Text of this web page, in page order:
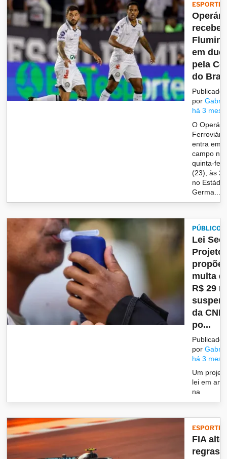
ESPORTES
recebe
em
pela
do
Publicado
por
há 3
O
Ferroviário
entra em
campo
quinta-
(23), às
no Estádio
Germa...
PÚBLICO
Lei
Projeto
propõe
multa
R$ 29
da CNH
po...
Publicado
por
há 3
Um
lei em
na
ESPORTES
FIA
regras